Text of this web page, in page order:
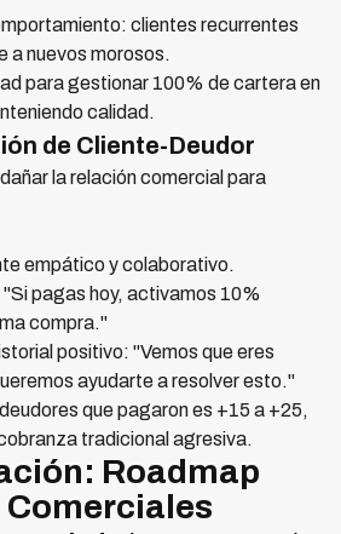
clientes recurrentes
a nuevos morosos.
para gestionar 100% de cartera en
calidad.
de Cliente-Deudor
la relación comercial para
empático y colaborativo.
pagas hoy, activamos 10%
compra."
positivo: "Vemos que eres
ayudarte a resolver esto."
que pagaron es +15 a +25,
tradicional agresiva.
Roadmap
Comerciales